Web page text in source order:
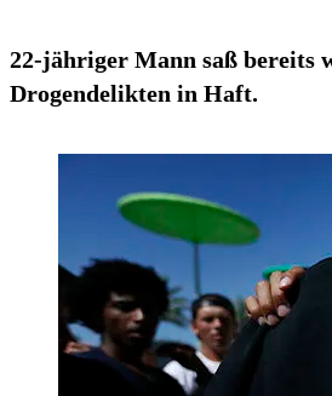
22-jähriger Mann saß bereits
Drogendelikten in Haft.